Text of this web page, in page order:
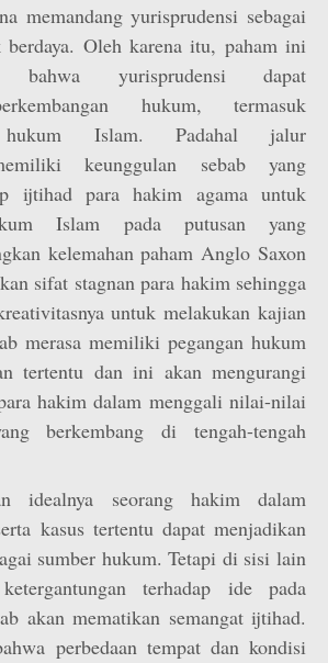
memandang yurisprudensi sebagai
berdaya. Oleh karena itu, paham ini
bahwa yurisprudensi dapat
hukum, termasuk
hukum Islam. Padahal jalur
keunggulan sebab yang
ijtihad para hakim agama untuk
Islam pada putusan yang
kelemahan paham Anglo Saxon
sifat stagnan para hakim sehingga
untuk melakukan kajian
merasa memiliki pegangan hukum
tertentu dan ini akan mengurangi
hakim dalam menggali nilai-nilai
berkembang di tengah-tengah
idealnya seorang hakim dalam
kasus tertentu dapat menjadikan
sumber hukum. Tetapi di sisi lain
terhadap ide pada
akan mematikan semangat ijtihad.
perbedaan tempat dan kondisi